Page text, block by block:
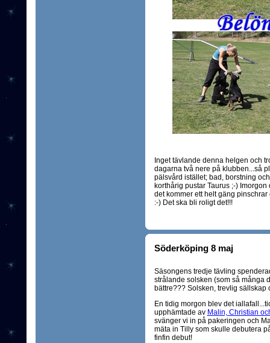
Inget tävlande denna helgen och
dagarna två nere på klubben...så
pälsvård istället; bad, borstning
korthårig pustar Taurus ;-)
det kommer ett helt gäng
:-) Det ska bli roligt det!!!
Söderköping 8 maj
Säsongens tredje tävling
strålande solsken (som så många
bättre??? Solsken, trevlig sällskap
En tidig morgon blev det
upphämtade av Malin, Christian
svänger vi in på pakeringen och
mäta in Tilly som skulle debutera
finfin debut!